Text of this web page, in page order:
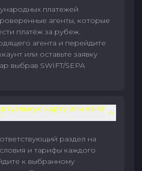
платежей
агенты, которые
платёж за рубеж.
агента и перейдите
или оставьте заявку
выбрав SWIFT/SEPA
карту или eSIM
раздел на
и тарифы каждого
к выбранному